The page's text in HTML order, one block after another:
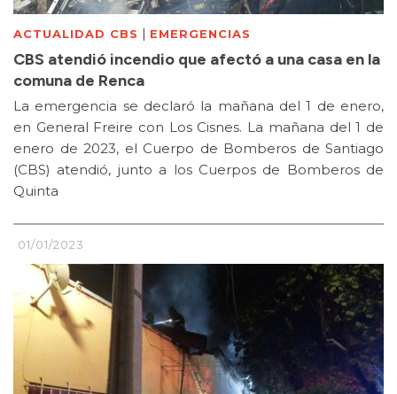
ACTUALIDAD CBS | EMERGENCIAS
CBS atendió incendio que afectó a una casa en la
comuna de Renca
La emergencia se declaró la mañana del 1 de enero,
en General Freire con Los Cisnes. La mañana del 1 de
enero de 2023, el Cuerpo de Bomberos de Santiago
(CBS) atendió, junto a los Cuerpos de Bomberos de
Quinta
01/01/2023